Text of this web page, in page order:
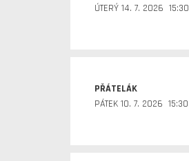
ÚTERÝ 14. 7. 2026 15:30
PŘÁTELÁK
PÁTEK 10. 7. 2026 15:30